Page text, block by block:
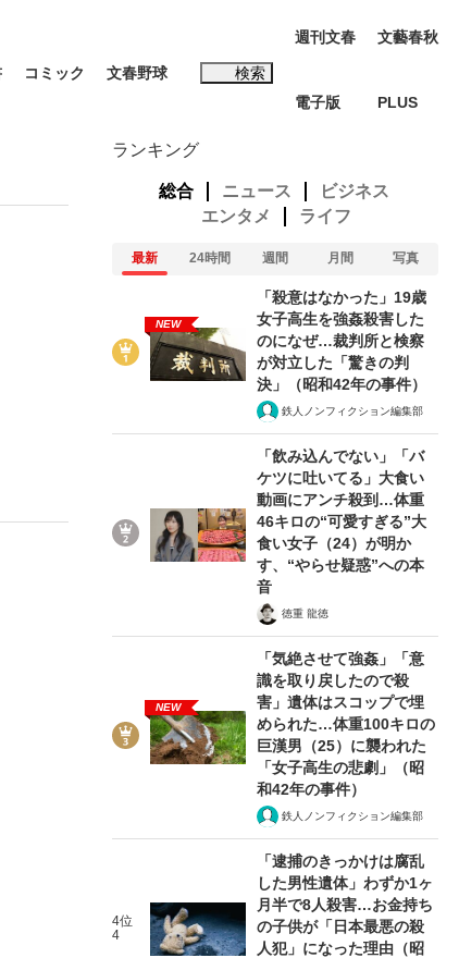
日本代表“敗戦”の真実 選手が明かす...
しい」『北の国から』倉本聰氏（91...
コミック 文春野球 検索
週刊文春
電子版
文藝春秋
PLUS
ランキング
総合 ニュース
ビジネス
エンタメ
ライフ
最新 24時間 週間 月間 写真
NEW
「殺意はなかった」19歳
女子高生を強姦殺害した
のになぜ…裁判所と検察
が対立した「驚きの判
決」（昭和42年の事件）
鉄人ノンフィクション編集部
「飲み込んでない」「バ
ケツに吐いてる」大食い
動画にアンチ殺到…体重
46キロの“可愛すぎる”大
食い女子（24）が明か
す、“やらせ疑惑”への本
音
徳重 龍徳
NEW
「気絶させて強姦」「意
識を取り戻したので殺
害」遺体はスコップで埋
められた…体重100キロの
巨漢男（25）に襲われた
「女子高生の悲劇」（昭
和42年の事件）
鉄人ノンフィクション編集部
4位
4
「逮捕のきっかけは腐乱
した男性遺体」わずか1ヶ
月半で8人殺害…お金持ち
の子供が「日本最悪の殺
人犯」になった理由（昭